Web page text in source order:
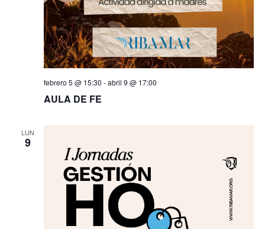
febrero 5 @ 15:30 -abril 9 @ 17:00
AULA DE FE
LUN
9